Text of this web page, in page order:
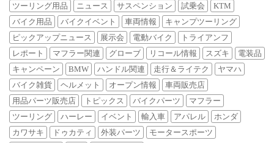
ツーリング用品 ニュース サスペンション 試乗会
KTM
バイク用品
バイクイベント 車両情報
キャンプツーリング
ピックアップニュース
展示会 電動バイク
トライアンフ
レポート
マフラー関連 グローブ リコール情報 スズキ
電装品
キャンペーン
BMW ハンドル関連 走行＆ライテク
ヤマハ
バイク雑貨
ヘルメット オープン情報
車両販売店
用品パーツ販売店
トピックス バイクパーツ
マフラー
ツーリング
ハーレー イベント 輸入車 アパレル
ホンダ
カワサキ
ドゥカティ 外装パーツ
モータースポーツ